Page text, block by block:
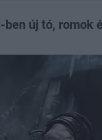
ben új tó, romok